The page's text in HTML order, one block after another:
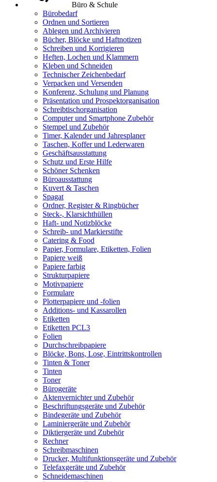
Büro & Schule
Bürobedarf
Ordnen und Sortieren
Ablegen und Archivieren
Bücher, Blöcke und Haftnotizen
Schreiben und Korrigieren
Heften, Lochen und Klammern
Kleben und Schneiden
Technischer Zeichenbedarf
Verpacken und Versenden
Konferenz, Schulung und Planung
Präsentation und Prospektorganisation
Schreibtischorganisation
Computer und Smartphone Zubehör
Stempel und Zubehör
Timer, Kalender und Jahresplaner
Taschen, Koffer und Lederwaren
Geschäftsausstattung
Schutz und Erste Hilfe
Schöner Schenken
Büroausstattung
Kuvert & Taschen
Spagat
Ordner, Register & Ringbücher
Steck-, Klarsichthüllen
Haft- und Notizblöcke
Schreib- und Markierstifte
Catering & Food
Papier, Formulare, Etiketten, Folien
Papiere weiß
Papiere farbig
Strukturpapiere
Motivpapiere
Formulare
Plotterpapiere und -folien
Additions- und Kassarollen
Etiketten
Etiketten PCL3
Folien
Durchschreibpapiere
Blöcke, Bons, Lose, Eintrittskontrollen
Tinten & Toner
Tinten
Toner
Bürogeräte
Aktenvernichter und Zubehör
Beschriftungsgeräte und Zubehör
Bindegeräte und Zubehör
Laminiergeräte und Zubehör
Diktiergeräte und Zubehör
Rechner
Schreibmaschinen
Drucker, Multifunktionsgeräte und Zubehör
Telefaxgeräte und Zubehör
Schneidemaschinen